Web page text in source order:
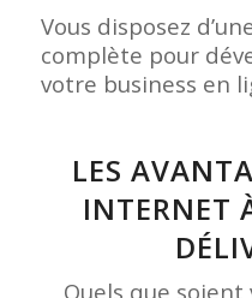
Vous disposez
complète pour
votre business en
LES
INTERNET
Quels que